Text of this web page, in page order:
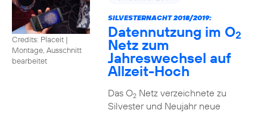
Credits: Placeit |
Montage, Ausschnitt
bearbeitet
SILVESTERNACHT 2018/2019:
Datennutzung im O2
Netz zum
Jahreswechsel auf
Allzeit-Hoch
Das O2Netz verzeichnete zu
Silvester und Neujahr neue